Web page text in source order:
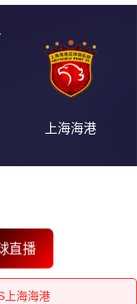
上海海港
直播
上海海港
海海港
上海海港